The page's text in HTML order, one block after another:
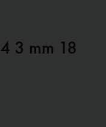
3 mm 18